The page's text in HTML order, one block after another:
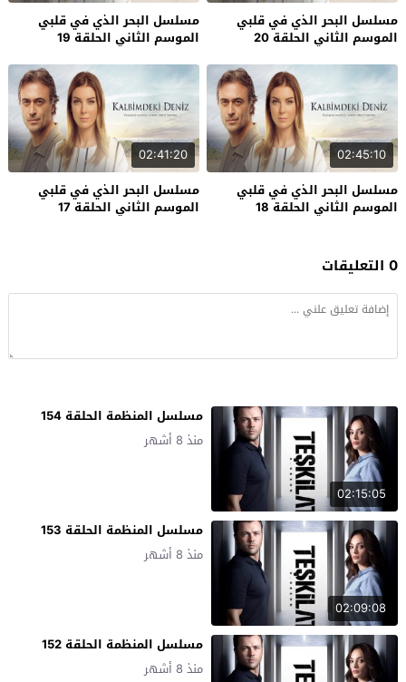
مسلسل البحر الذي في قلبي
الموسم الثاني الحلقة 20
مسلسل البحر الذي في قلبي
الموسم الثاني الحلقة 19
02:45:10
مسلسل البحر الذي في قلبي
الموسم الثاني الحلقة 18
02:41:20
مسلسل البحر الذي في قلبي
الموسم الثاني الحلقة 17
0 التعليقات
02:15:05
مسلسل المنظمة الحلقة 154
منذ 8 أشهر
02:09:08
مسلسل المنظمة الحلقة 153
منذ 8 أشهر
مسلسل المنظمة الحلقة 152
منذ 8 أشهر